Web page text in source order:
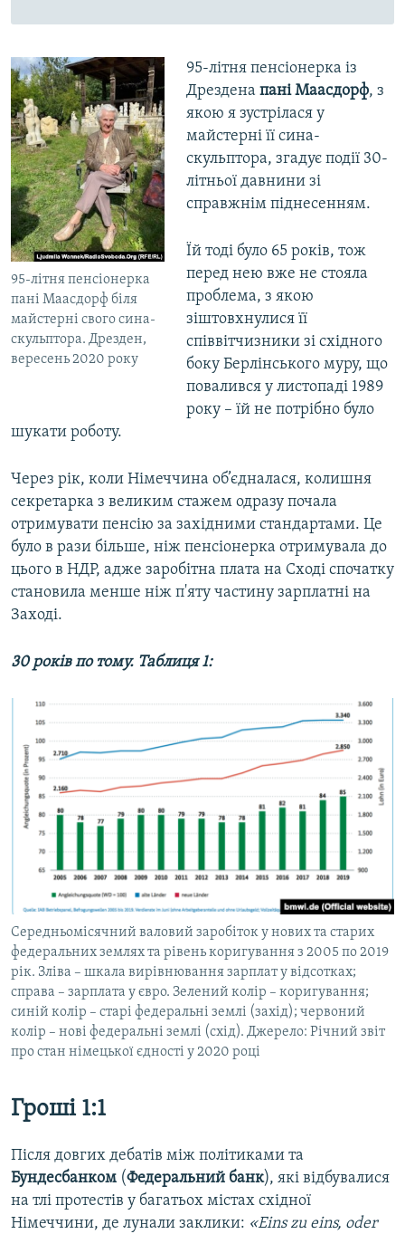
95-літня пенсіонерка
пані Маасдорф біля
майстерні свого сина-
скульптора. Дрезден,
вересень 2020 року
95-літня пенсіонерка із
Дрездена пані Маасдорф, з
якою я зустрілася у
майстерні її сина-
скульптора, згадує події 30-
літньої давнини зі
справжнім піднесенням.
Їй тоді було 65 років, тож
перед нею вже не стояла
проблема, з якою
зіштовхнулися її
співвітчизники зі східного
боку Берлінського муру, що
повалився у листопаді 1989
року – їй не потрібно було
шукати роботу.
Через рік, коли Німеччина об’єдналася, колишня
секретарка з великим стажем одразу почала
отримувати пенсію за західними стандартами. Це
було в рази більше, ніж пенсіонерка отримувала до
цього в НДР, адже заробітна плата на Сході спочатку
становила менше ніж п'яту частину зарплатні на
Заході.
30 років по тому. Таблиця 1:
Середньомісячний валовий заробіток у нових та старих
федеральних землях та рівень коригування з 2005 по 2019
рік. Зліва – шкала вирівнювання зарплат у відсотках;
справа – зарплата у євро. Зелений колір – коригування;
синій колір – старі федеральні землі (захід); червоний
колір – нові федеральні землі (схід). Джерело: Річний звіт
про стан німецької єдності у 2020 році
Гроші 1:1
Після довгих дебатів між політиками та
Бундесбанком (Федеральний банк), які відбувалися
на тлі протестів у багатьох містах східної
Німеччини, де лунали заклики: «Eins zu eins, oder